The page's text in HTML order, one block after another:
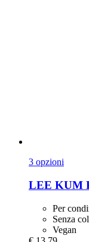
3 opzioni
LEE KUM
Per
Senza
Vegan